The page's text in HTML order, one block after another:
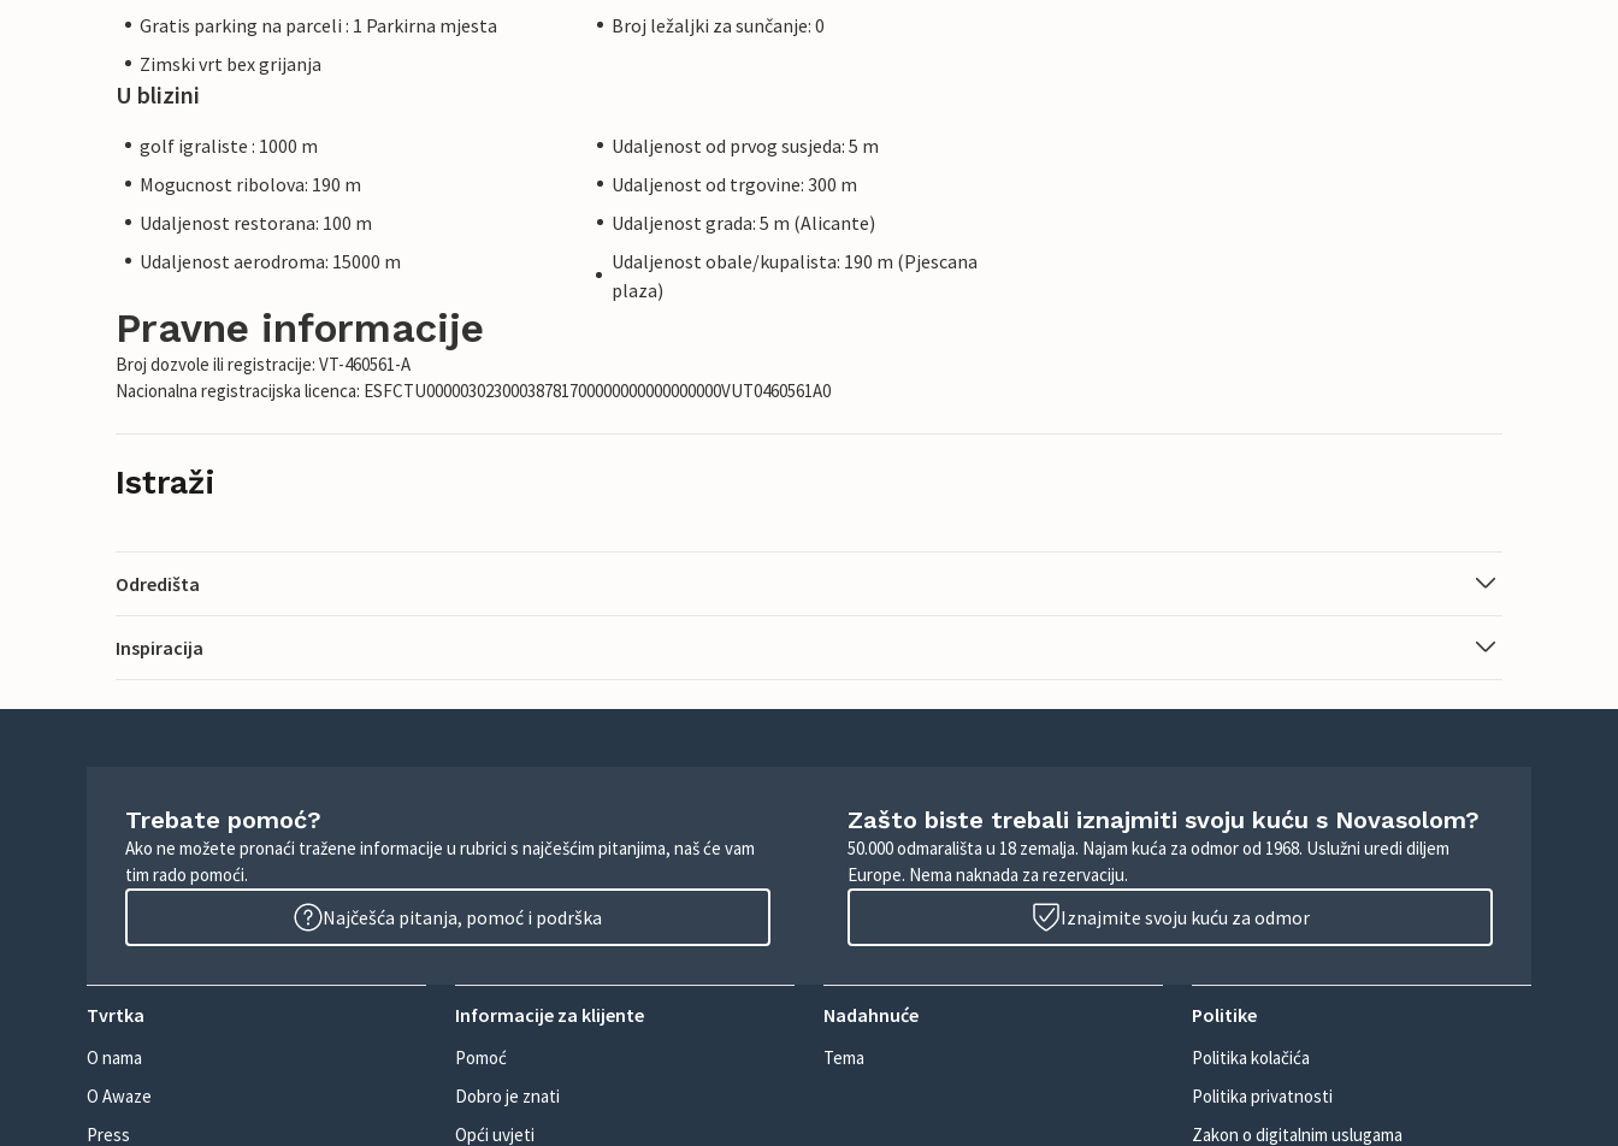
Gratis parking na parceli : 1 Parkirna mjesta
Broj ležaljki za sunčanje: 0
Zimski vrt bex grijanja
U blizini
golf igraliste : 1000 m
Udaljenost od prvog susjeda: 5 m
Mogucnost ribolova: 190 m
Udaljenost od trgovine: 300 m
Udaljenost restorana: 100 m
Udaljenost grada: 5 m (Alicante)
Udaljenost aerodroma: 15000 m
Udaljenost obale/kupalista: 190 m (Pjescana
plaza)
Pravne informacije
Broj dozvole ili registracije: VT-460561-A
Nacionalna registracijska licenca: ESFCTU00000302300038781700000000000000000VUT0460561A0
Istraži
Odredišta
Inspiracija
Trebate pomoć?
Ako ne možete pronaći tražene informacije u rubrici s najčešćim pitanjima, naš će vam
tim rado pomoći.
Najčešća pitanja, pomoć i podrška
Zašto biste trebali iznajmiti svoju kuću s Novasolom?
50.000 odmarališta u 18 zemalja. Najam kuća za odmor od 1968. Uslužni uredi diljem
Europe. Nema naknada za rezervaciju.
Iznajmite svoju kuću za odmor
Tvrtka
O nama
O Awaze
Press
Informacije za klijente
Pomoć
Dobro je znati
Opći uvjeti
Nadahnuće
Tema
Politike
Politika kolačića
Politika privatnosti
Zakon o digitalnim uslugama